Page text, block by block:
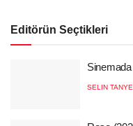
Editörün Seçtikleri
SELIN